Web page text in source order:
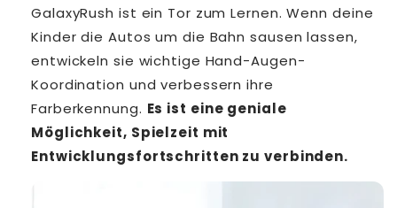
GalaxyRush ist ein Tor zum Lernen. Wenn deine
Kinder die Autos um die Bahn sausen lassen,
entwickeln sie wichtige Hand-Augen-
Koordination und verbessern ihre
Farberkennung. Es ist eine geniale
Möglichkeit, Spielzeit mit
Entwicklungsfortschritten zu verbinden.